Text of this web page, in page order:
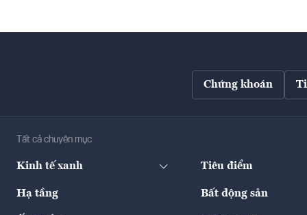
Chứng khoán
Tất cả chuyên mục
Kinh tế xanh Tiêu điểm
Hạ tầng Bất động sản